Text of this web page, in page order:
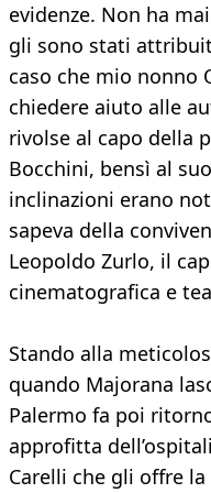
evidenze. Non ha
gli sono stati
caso che mio nonno
chiedere aiuto alle
rivolse al capo della
Bocchini, bensì al
inclinazioni erano
sapeva della
Leopoldo Zurlo, il
cinematografica e
Stando alla
quando Majorana
Palermo fa poi
approfitta
Carelli che gli offre